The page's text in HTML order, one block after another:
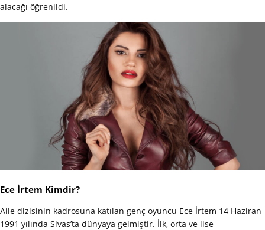
alacağı öğrenildi.
Ece İrtem Kimdir?
Aile dizisinin kadrosuna katılan genç oyuncu Ece İrtem 14 Haziran
1991 yılında Sivas’ta dünyaya gelmiştir. İlk, orta ve lise